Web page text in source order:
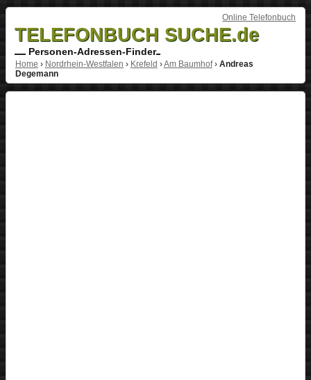
Online Telefonbuch
TELEFONBUCH SUCHE.de
Personen-Adressen-Finder
Home › Nordrhein-Westfalen › Krefeld ›Am Baumhof› Andreas
Degemann